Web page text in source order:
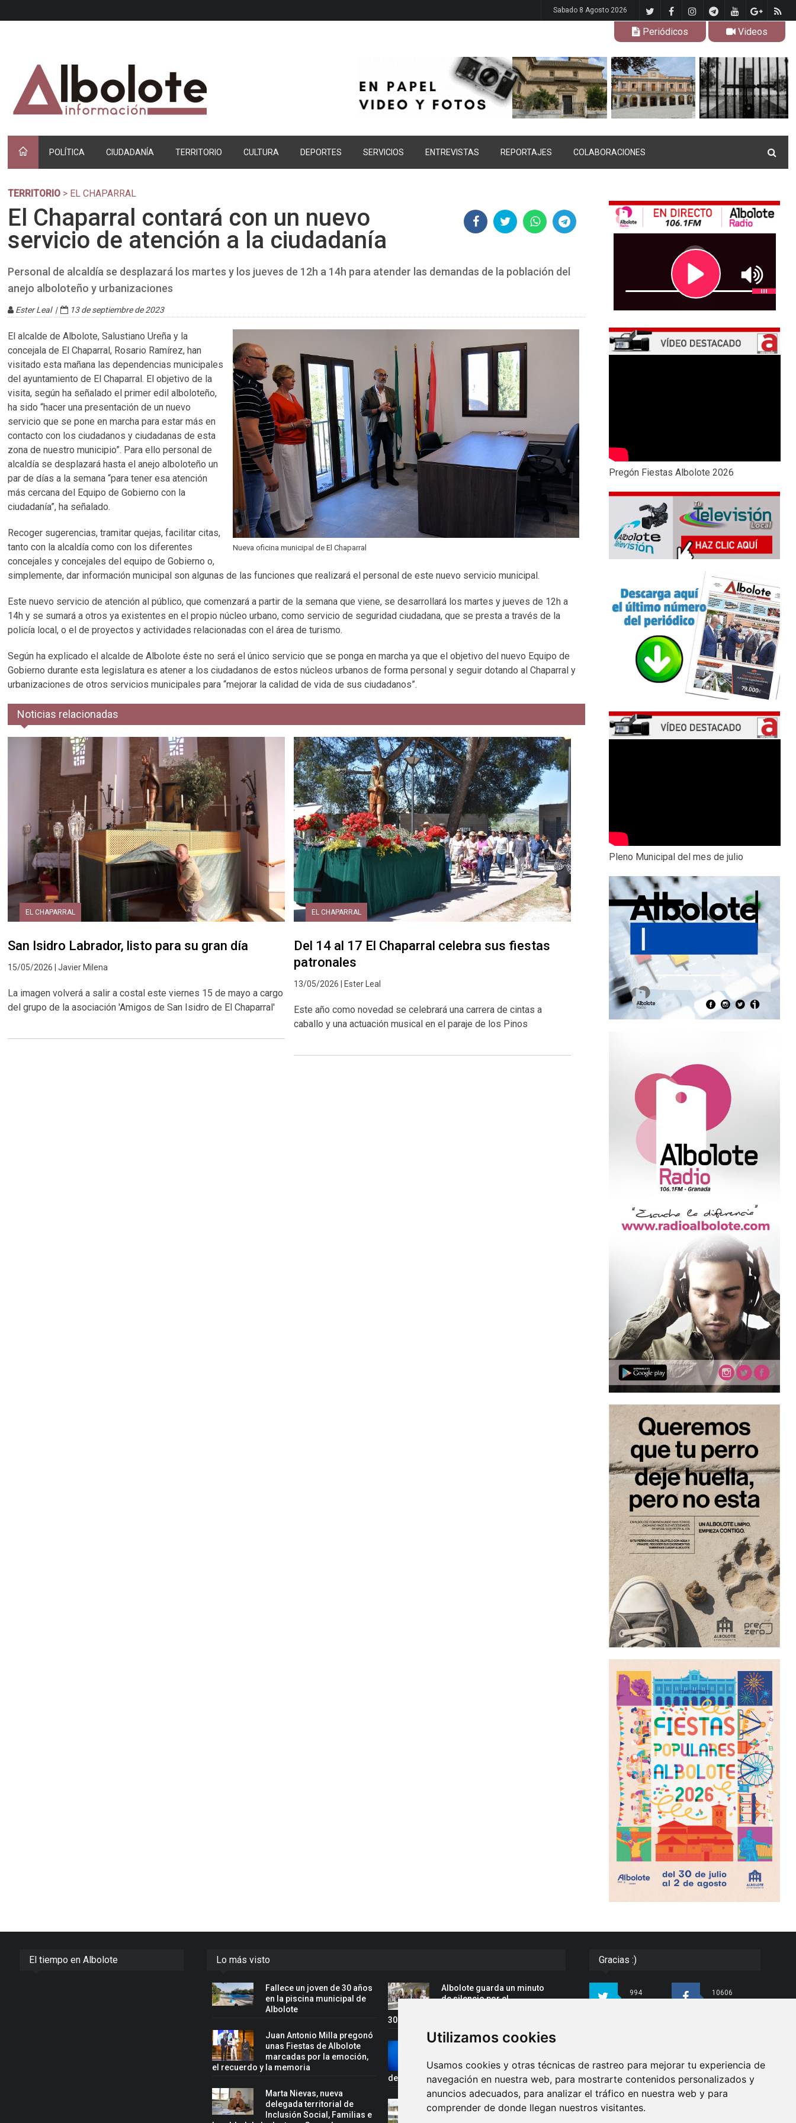
Utilizamos cookies
Usamos cookies y otras técnicas de rastreo para mejorar tu experiencia de
navegación en nuestra web, para mostrarte contenidos personalizados y
anuncios adecuados, para analizar el tráfico en nuestra web y para
comprender de donde llegan nuestros visitantes.
Sabado 8 Agosto 2026
Periódicos Videos
POLÍTICA CIUDADANÍA TERRITORIO CULTURA DEPORTES SERVICIOS ENTREVISTAS REPORTAJES COLABORACIONES
TERRITORIO > EL CHAPARRAL
El Chaparral contará con un nuevo
servicio de atención a la ciudadanía
Personal de alcaldía se desplazará los martes y los jueves de 12h a 14h para atender las demandas de la población del
anejo alboloteño y urbanizaciones
Ester Leal | 13 de septiembre de 2023
Nueva oficina municipal de El Chaparral
El alcalde de Albolote, Salustiano Ureña y la
concejala de El Chaparral, Rosario Ramírez, han
visitado esta mañana las dependencias municipales
del ayuntamiento de El Chaparral. El objetivo de la
visita, según ha señalado el primer edil alboloteño,
ha sido “hacer una presentación de un nuevo
servicio que se pone en marcha para estar más en
contacto con los ciudadanos y ciudadanas de esta
zona de nuestro municipio”. Para ello personal de
alcaldía se desplazará hasta el anejo alboloteño un
par de días a la semana “para tener esa atención
más cercana del Equipo de Gobierno con la
ciudadanía”, ha señalado.
Recoger sugerencias, tramitar quejas, facilitar citas,
tanto con la alcaldía como con los diferentes
concejales y concejales del equipo de Gobierno o,
simplemente, dar información municipal son algunas de las funciones que realizará el personal de este nuevo servicio municipal.
Este nuevo servicio de atención al público, que comenzará a partir de la semana que viene, se desarrollará los martes y jueves de 12h a
14h y se sumará a otros ya existentes en el propio núcleo urbano, como servicio de seguridad ciudadana, que se presta a través de la
policía local, o el de proyectos y actividades relacionadas con el área de turismo.
Según ha explicado el alcalde de Albolote éste no será el único servicio que se ponga en marcha ya que el objetivo del nuevo Equipo de
Gobierno durante esta legislatura es atener a los ciudadanos de estos núcleos urbanos de forma personal y seguir dotando al Chaparral y
urbanizaciones de otros servicios municipales para “mejorar la calidad de vida de sus ciudadanos”.
Noticias relacionadas
EL CHAPARRAL
San Isidro Labrador, listo para su gran día
15/05/2026 | Javier Milena
La imagen volverá a salir a costal este viernes 15 de mayo a cargo
del grupo de la asociación 'Amigos de San Isidro de El Chaparral'
EL CHAPARRAL
Del 14 al 17 El Chaparral celebra sus fiestas
patronales
13/05/2026 | Ester Leal
Este año como novedad se celebrará una carrera de cintas a
caballo y una actuación musical en el paraje de los Pinos
Pregón Fiestas Albolote 2026
Pleno Municipal del mes de julio
El tiempo en Albolote Lo más visto
Fallece un joven de 30 años
en la piscina municipal de
Albolote
Juan Antonio Milla pregonó
unas Fiestas de Albolote
marcadas por la emoción,
el recuerdo y la memoria
Marta Nievas, nueva
delegada territorial de
Inclusión Social, Familias e
Albolote guarda un minuto
de silencio por el
30 años en la piscina municipal
Rafael Cano, convocado con
el Campeonato del Mundo
de Gimnasia Acrobática
Juan Antonio Milla,
pregonero de las fiestas de
Gracias :)
994
10606
Síguenos